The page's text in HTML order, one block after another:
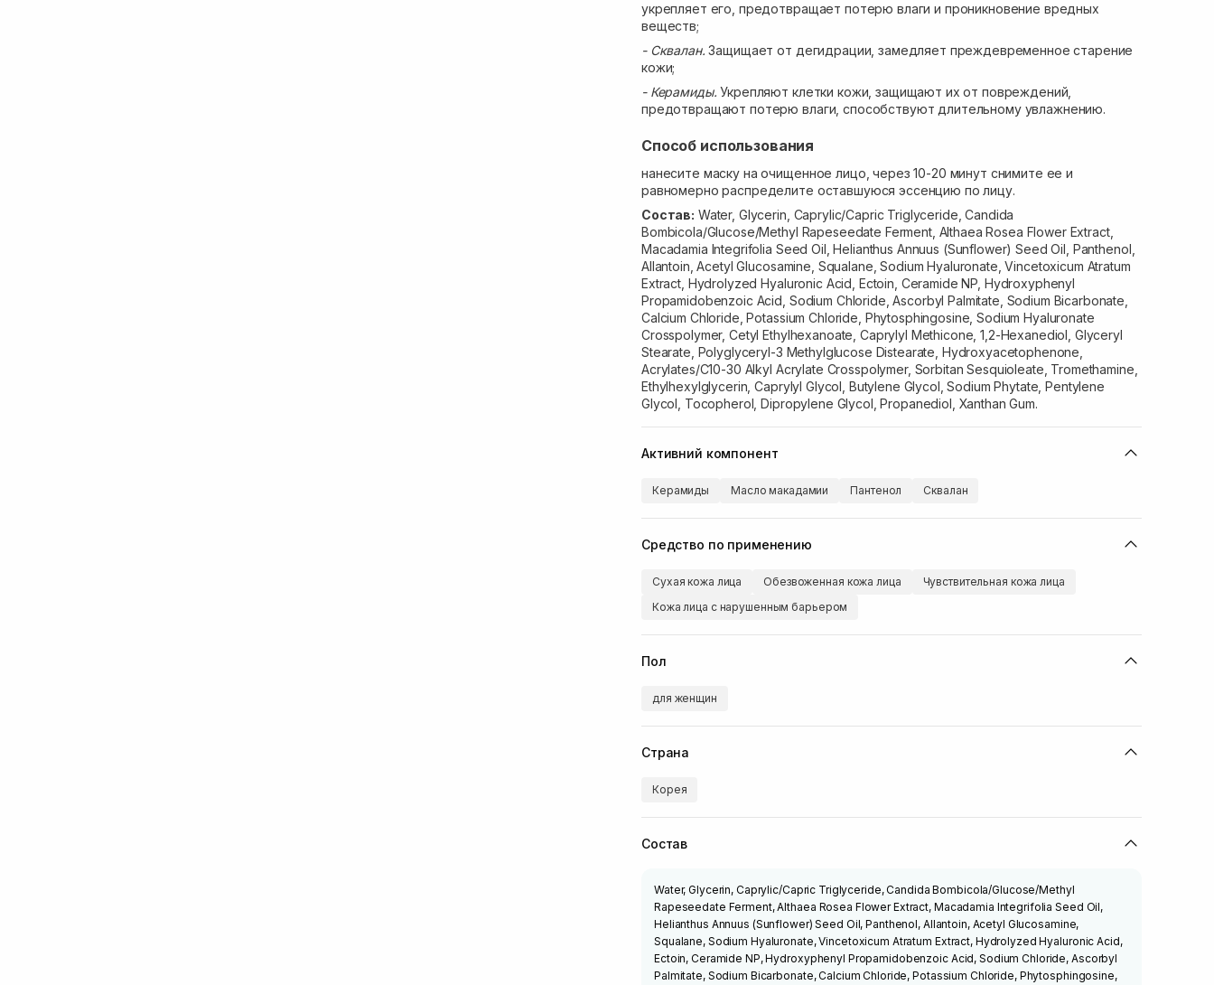
укрепляет его, предотвращает потерю влаги и проникновение вредных
веществ;
- Сквалан.Защищает от дегидрации, замедляет преждевременное старение
кожи;
- Керамиды.Укрепляют клетки кожи, защищают их от повреждений,
предотвращают потерю влаги, способствуют длительному увлажнению.
Способ использования
нанесите маску на очищенное лицо, через 10-20 минут снимите ее и
равномерно распределите оставшуюся эссенцию по лицу.
Состав: Water, Glycerin, Caprylic/Capric Triglyceride, Candida
Bombicola/Glucose/Methyl Rapeseedate Ferment, Althaea Rosea Flower Extract,
Macadamia Integrifolia Seed Oil, Helianthus Annuus (Sunflower) Seed Oil, Panthenol,
Allantoin, Acetyl Glucosamine, Squalane, Sodium Hyaluronate, Vincetoxicum Atratum
Extract, Hydrolyzed Hyaluronic Acid, Ectoin, Ceramide NP, Hydroxyphenyl
Propamidobenzoic Acid, Sodium Chloride, Ascorbyl Palmitate, Sodium Bicarbonate,
Calcium Chloride, Potassium Chloride, Phytosphingosine, Sodium Hyaluronate
Crosspolymer, Cetyl Ethylhexanoate, Caprylyl Methicone, 1,2-Hexanediol, Glyceryl
Stearate, Polyglyceryl-3 Methylglucose Distearate, Hydroxyacetophenone,
Acrylates/C10-30 Alkyl Acrylate Crosspolymer, Sorbitan Sesquioleate, Tromethamine,
Ethylhexylglycerin, Caprylyl Glycol, Butylene Glycol, Sodium Phytate, Pentylene
Glycol, Tocopherol, Dipropylene Glycol, Propanediol, Xanthan Gum.
Активний компонент
Керамиды Масло макадамии Пантенол Сквалан
Средство по применению
Сухая кожа лица Обезвоженная кожа лица
Чувствительная кожа лица
Кожа лица с нарушенным барьером
Пол
для женщин
Страна
Корея
Состав
Water, Glycerin, Caprylic/Capric Triglyceride, Candida Bombicola/Glucose/Methyl
Rapeseedate Ferment, Althaea Rosea Flower Extract, Macadamia Integrifolia Seed Oil,
Helianthus Annuus (Sunflower) Seed Oil, Panthenol, Allantoin, Acetyl Glucosamine,
Squalane, Sodium Hyaluronate, Vincetoxicum Atratum Extract, Hydrolyzed Hyaluronic Acid,
Ectoin, Ceramide NP, Hydroxyphenyl Propamidobenzoic Acid, Sodium Chloride, Ascorbyl
Palmitate, Sodium Bicarbonate, Calcium Chloride, Potassium Chloride, Phytosphingosine,